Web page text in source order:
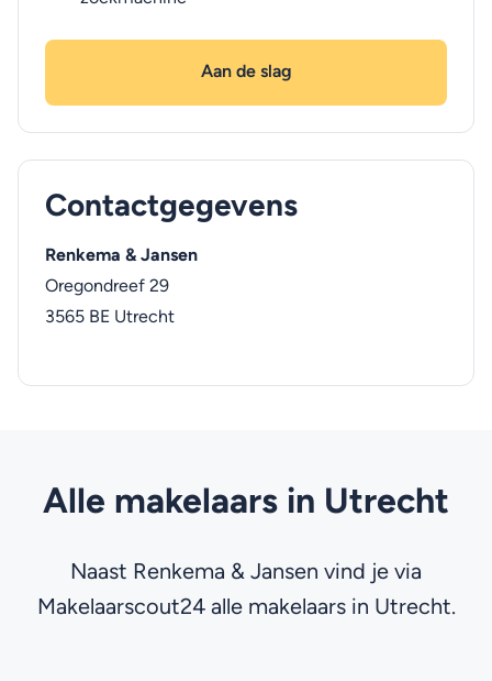
Aan de slag
Contactgegevens
Renkema & Jansen
Oregondreef 29
3565 BE Utrecht
Alle makelaars in Utrecht
Naast Renkema & Jansen vind je via
Makelaarscout24 alle makelaars in Utrecht.